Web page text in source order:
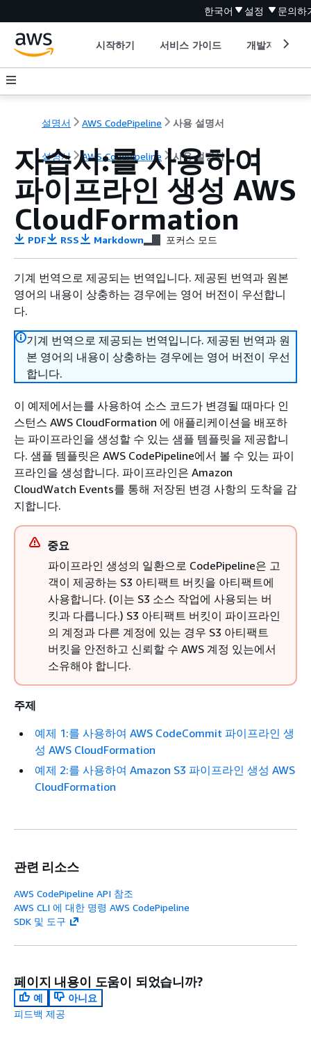
한국어 설정 문의하
시작하기 서비스 가이드 개발자 도구
설명서 AWS CodePipeline 사용 설명서
설명서 AWS CodePipeline 사용 설명서
자습서:를 사용하여
파이프라인 생성 AWS
CloudFormation
PDF RSS Markdown 포커스 모드
기계 번역으로 제공되는 번역입니다. 제공된 번역과 원본
영어의 내용이 상충하는 경우에는 영어 버전이 우선합니
다.
기계 번역으로 제공되는 번역입니다. 제공된 번역과 원
본 영어의 내용이 상충하는 경우에는 영어 버전이 우선
합니다.
이 예제에서는를 사용하여 소스 코드가 변경될 때마다 인
스턴스 AWS CloudFormation 에 애플리케이션을 배포하
는 파이프라인을 생성할 수 있는 샘플 템플릿을 제공합니
다. 샘플 템플릿은 AWS CodePipeline에서 볼 수 있는 파이
프라인을 생성합니다. 파이프라인은 Amazon
CloudWatch Events를 통해 저장된 변경 사항의 도착을 감
지합니다.
중요
파이프라인 생성의 일환으로 CodePipeline은 고
객이 제공하는 S3 아티팩트 버킷을 아티팩트에
사용합니다. (이는 S3 소스 작업에 사용되는 버
킷과 다릅니다.) S3 아티팩트 버킷이 파이프라인
의 계정과 다른 계정에 있는 경우 S3 아티팩트
버킷을 안전하고 신뢰할 수 AWS 계정 있는에서
소유해야 합니다.
주제
예제 1:를 사용하여 AWS CodeCommit 파이프라인 생
성 AWS CloudFormation
예제 2:를 사용하여 Amazon S3 파이프라인 생성 AWS
CloudFormation
관련 리소스
AWS CodePipeline API 참조
AWS CLI 에 대한 명령 AWS CodePipeline
SDK 및 도구
페이지 내용이 도움이 되었습니까?
예
아니요
피드백 제공